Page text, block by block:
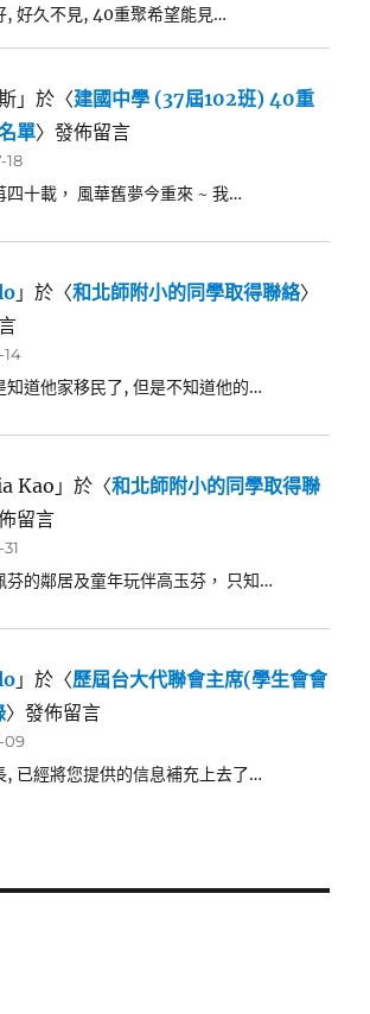
, 好久不見, 40重聚希望能見…
」於〈建國中學 (37屆102班) 40重
單〉發佈留言
18
四十載， 風華舊夢今重來 ~ 我…
」於〈和北師附小的同學取得聯絡〉
14
知道他家移民了, 但是不知道他的…
Kao 」於〈和北師附小的同學取得聯
留言
芬的鄰居及童年玩伴高玉芬， 只知…
」於〈歷屆台大代聯會主席(學生會會
〉發佈留言
09
, 已經將您提供的信息補充上去了…